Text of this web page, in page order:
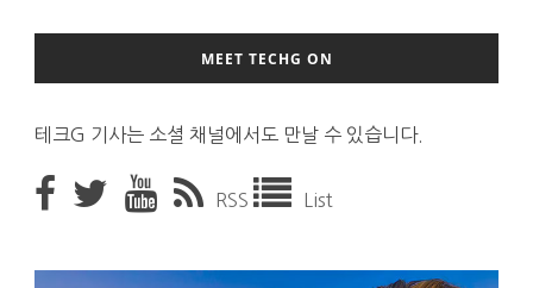
MEET TECHG ON
테크G 기사는 소셜 채널에서도 만날 수 있습니다.
RSS List